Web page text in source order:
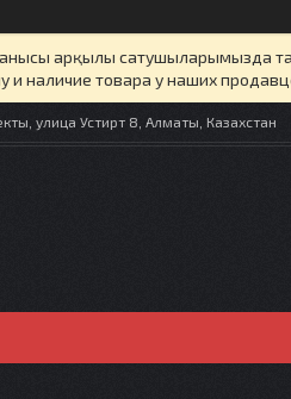
арқылы
и наличие товара у наших
улица Устирт 8, Алматы, Казахстан